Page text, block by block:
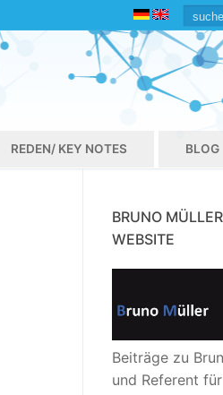
nach:
REDEN/ KEY NOTES BLOG
BRUNO
WEBSITE
Beiträge zu
und Referent